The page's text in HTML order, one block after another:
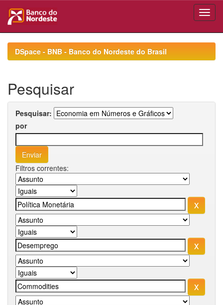
navigationDSpace - BNB - Banco do Nordeste do Brasil
Pesquisar
Pesquisar:
por
Filtros correntes: